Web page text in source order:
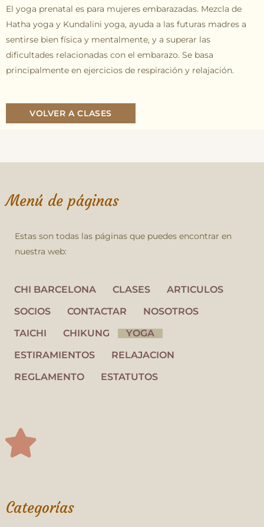
El yoga prenatal es para mujeres embarazadas. Mezcla de
Hatha yoga y Kundalini yoga, ayuda a las futuras madres a
sentirse bien física y mentalmente, y a superar las
dificultades relacionadas con el embarazo. Se basa
principalmente en ejercicios de respiración y relajación.
VOLVER A CLASES
Menú de páginas
Estas son todas las páginas que puedes encontrar en
nuestra web:
CHI BARCELONA CLASES
ARTICULOS
SOCIOS
CONTACTAR
NOSOTROS
TAICHI
CHIKUNG
YOGA
ESTIRAMIENTOS
RELAJACION
REGLAMENTO
ESTATUTOS
Categorías